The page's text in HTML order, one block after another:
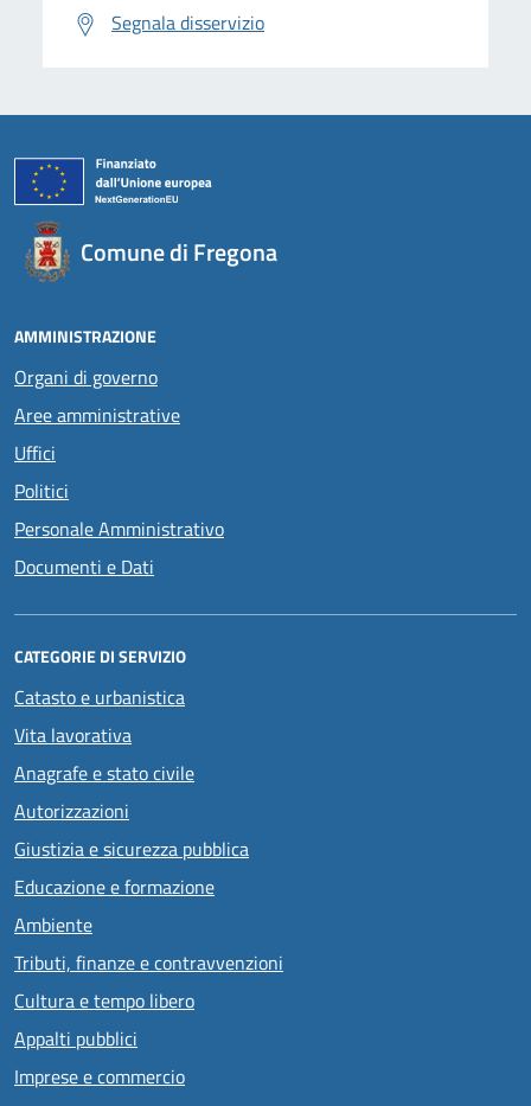
Segnala disservizio
Comune di Fregona
AMMINISTRAZIONE
Organi di governo
Aree amministrative
Uffici
Politici
Personale Amministrativo
Documenti e Dati
CATEGORIE DI SERVIZIO
Catasto e urbanistica
Vita lavorativa
Anagrafe e stato civile
Autorizzazioni
Giustizia e sicurezza pubblica
Educazione e formazione
Ambiente
Tributi, finanze e contravvenzioni
Cultura e tempo libero
Appalti pubblici
Imprese e commercio